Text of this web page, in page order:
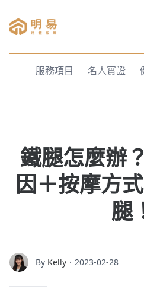
明易足體按摩
服務項目 名人實證
鐵腿怎麼辦
因＋按摩方
腿
By Kelly ．2023-02-28